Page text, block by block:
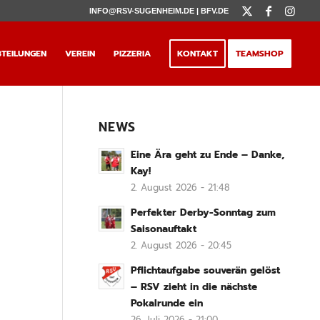
INFO@RSV-SUGENHEIM.DE |BFV.DE
VEREIN PIZZERIA KONTAKT TEAMSHOP
NEWS
Eine Ära geht zu Ende – Danke,
Kay!
2. August 2026 - 21:48
Perfekter Derby-Sonntag zum
Saisonauftakt
2. August 2026 - 20:45
Pflichtaufgabe souverän gelöst
– RSV zieht in die nächste
Pokalrunde ein